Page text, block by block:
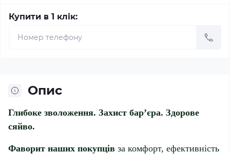
Купити в 1 клік:
Опис
Глибоке зволоження. Захист бар’єра. Здорове
сяйво.
Фаворит наших покупців за комфорт, ефективність